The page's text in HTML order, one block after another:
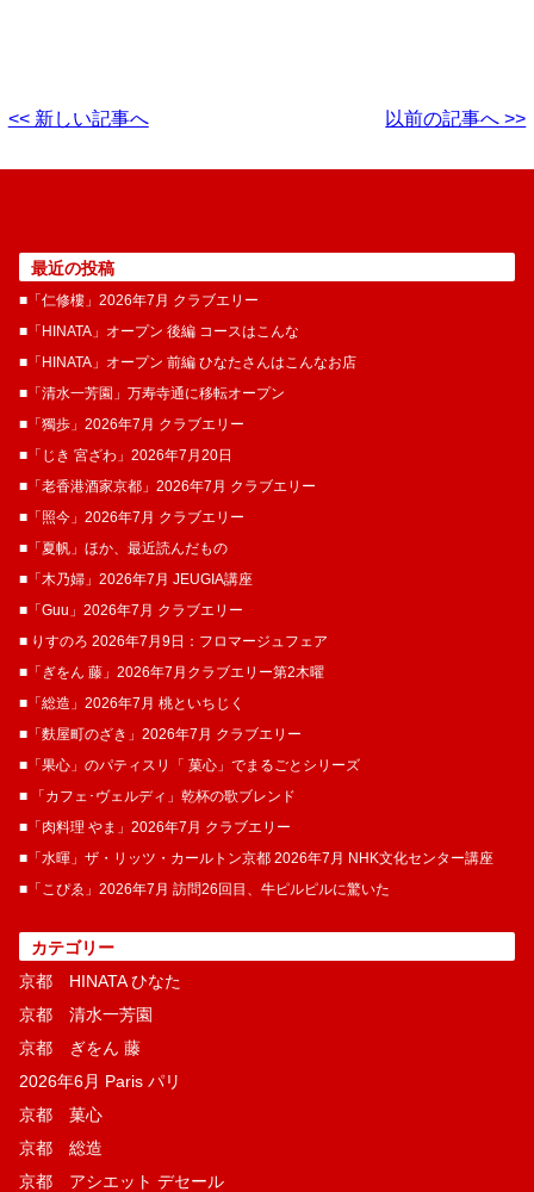
<< 新しい記事へ 以前の記事へ >>
最近の投稿
■「仁修樓」2026年7月 クラブエリー
■「HINATA」オープン 後編 コースはこんな
■「HINATA」オープン 前編 ひなたさんはこんなお店
■「清水一芳園」万寿寺通に移転オープン
■「獨歩」2026年7月 クラブエリー
■「じき 宮ざわ」2026年7月20日
■「老香港酒家京都」2026年7月 クラブエリー
■「照今」2026年7月 クラブエリー
■「夏帆」ほか、最近読んだもの
■「木乃婦」2026年7月 JEUGIA講座
■「Guu」2026年7月 クラブエリー
■ りすのろ 2026年7月9日：フロマージュフェア
■「ぎをん 藤」2026年7月クラブエリー第2木曜
■「総造」2026年7月 桃といちじく
■「麩屋町のざき」2026年7月 クラブエリー
■「果心」のパティスリ「 菓​心」でまるごとシリーズ
■ 「カフェ･ヴェルディ」乾杯の歌ブレンド
■「肉料理 やま」2026年7月 クラブエリー
■「水暉」ザ・リッツ・カールトン京都 2026年7月 NHK文化センター講座
■「こぴゑ」2026年7月 訪問26回目、牛ピルピルに驚いた
カテゴリー
京都 HINATA ひなた
京都 清水一芳園
京都 ぎをん 藤
2026年6月 Paris パリ
京都 菓​心
京都 総造
京都 アシエット デセール